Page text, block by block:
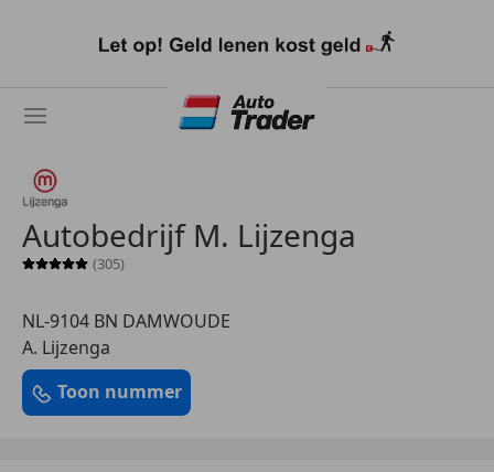
naar
Autobedrijf M. Lijzenga
Sterrenbeoordeling 5 van 5
(305)
NL-9104 BN DAMWOUDE
A. Lijzenga
Toon nummer